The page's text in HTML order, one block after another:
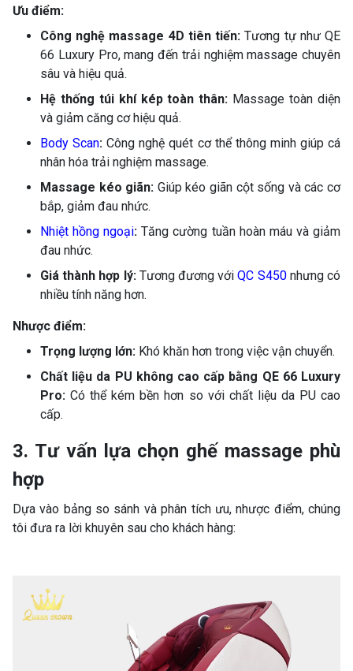
Ưu điểm:
Công nghệ massage 4D tiên tiến: Tương tự như QE
66 Luxury Pro, mang đến trải nghiệm massage chuyên
sâu và hiệu quả.
Hệ thống túi khí kép toàn thân: Massage toàn diện
và giảm căng cơ hiệu quả.
Body Scan: Công nghệ quét cơ thể thông minh giúp cá
nhân hóa trải nghiệm massage.
Massage kéo giãn: Giúp kéo giãn cột sống và các cơ
bắp, giảm đau nhức.
Nhiệt hồng ngoại: Tăng cường tuần hoàn máu và giảm
đau nhức.
Giá thành hợp lý: Tương đương vớiQC S450nhưng có
nhiều tính năng hơn.
Nhược điểm:
Trọng lượng lớn: Khó khăn hơn trong việc vận chuyển.
Chất liệu da PU không cao cấp bằng QE 66 Luxury
Pro: Có thể kém bền hơn so với chất liệu da PU cao
cấp.
3. Tư vấn lựa chọn ghế massage phù
hợp
Dựa vào bảng so sánh và phân tích ưu, nhược điểm, chúng
tôi đưa ra lời khuyên sau cho khách hàng: